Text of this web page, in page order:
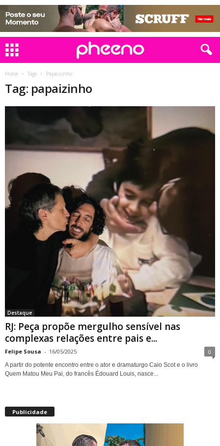
Home Tags Papaizinho
Tag: papaizinho
Destaque
RJ: Peça propõe mergulho sensível nas
complexas relações entre pais e...
Felipe Sousa - 16/05/2025 0
A partir do potente encontro entre o ator e dramaturgo Caio Scot e o livro
Quem Matou Meu Pai, do francês Édouard Louis, nasce...
Publicidade